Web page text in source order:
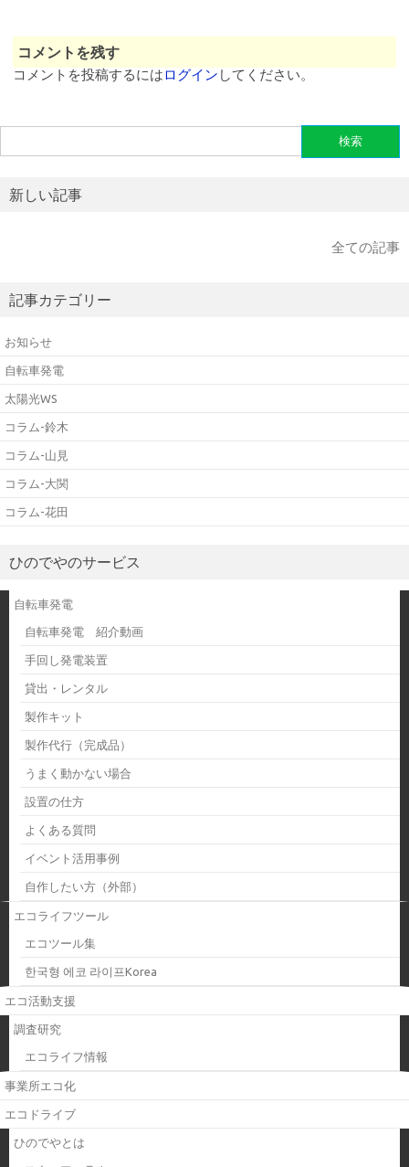
コメントを残す
コメントを投稿するにはログイン してください。
索:
新しい記事
全ての記事
記事カテゴリー
お知らせ
自転車発電
太陽光WS
コラム-鈴木
コラム-山見
コラム-大関
コラム-花田
ひのでやのサービス
自転車発電
自転車発電 紹介動画
手回し発電装置
貸出・レンタル
製作キット
製作代行（完成品）
うまく動かない場合
設置の仕方
よくある質問
イベント活用事例
自作したい方（外部）
エコライフツール
エコツール集
한국형 에코 라이프Korea
エコ活動支援
調査研究
エコライフ情報
事業所エコ化
エコドライブ
ひのでやとは